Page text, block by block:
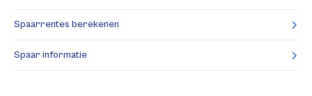
Spaarrentes berekenen
Spaar informatie